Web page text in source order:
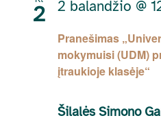
2
Pranešimas
mokymuisi (UDM)
įtraukioje klasėje“
2 balandžio @
Šilalės Simono